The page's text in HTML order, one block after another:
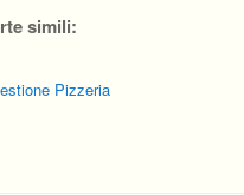
simili:
Pizzeria